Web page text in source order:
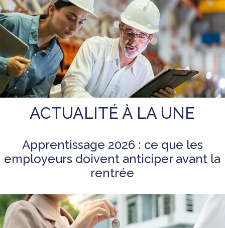
ACTUALITÉ À LA UNE
Apprentissage 2026 : ce que les
employeurs doivent anticiper avant la
rentrée